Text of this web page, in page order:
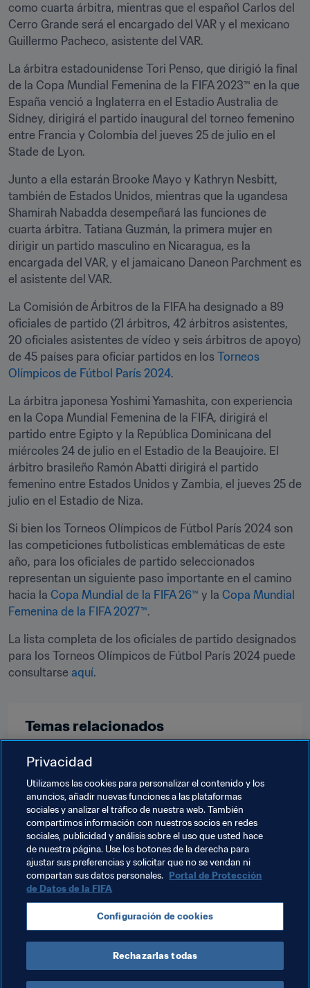
como cuarta árbitra, mientras que el español Carlos del
Cerro Grande será el encargado del VAR y el mexicano
Guillermo Pacheco, asistente del VAR.
La árbitra estadounidense Tori Penso, que dirigió la final
de la Copa Mundial Femenina de la FIFA 2023™ en la que
España venció a Inglaterra en el Estadio Australia de
Sídney, dirigirá el partido inaugural del torneo femenino
entre Francia y Colombia del jueves 25 de julio en el
Stade de Lyon.
Junto a ella estarán Brooke Mayo y Kathryn Nesbitt,
también de Estados Unidos, mientras que la ugandesa
Shamirah Nabadda desempeñará las funciones de
cuarta árbitra. Tatiana Guzmán, la primera mujer en
dirigir un partido masculino en Nicaragua, es la
encargada del VAR, y el jamaicano Daneon Parchment es
el asistente del VAR.
La Comisión de Árbitros de la FIFA ha designado a 89
oficiales de partido (21 árbitros, 42 árbitros asistentes,
20 oficiales asistentes de vídeo y seis árbitros de apoyo)
de 45 países para oficiar partidos en los Torneos
Olímpicos de Fútbol París 2024.
La árbitra japonesa Yoshimi Yamashita, con experiencia
en la Copa Mundial Femenina de la FIFA, dirigirá el
partido entre Egipto y la República Dominicana del
miércoles 24 de julio en el Estadio de la Beaujoire. El
árbitro brasileño Ramón Abatti dirigirá el partido
femenino entre Estados Unidos y Zambia, el jueves 25 de
julio en el Estadio de Niza.
Si bien los Torneos Olímpicos de Fútbol París 2024 son
las competiciones futbolísticas emblemáticas de este
año, para los oficiales de partido seleccionados
representan un siguiente paso importante en el camino
hacia la Copa Mundial de la FIFA 26™ y la Copa Mundial
Femenina de la FIFA 2027™.
La lista completa de los oficiales de partido designados
para los Torneos Olímpicos de Fútbol París 2024 puede
consultarse aquí
Temas relacionados
Arbitraje
Torneo Olímpico de Fútbol Masculino París 2024
Torneo Olímpico de Fútbol Femenino París 2024
Concacaf UEFA CONMEBOL AFC
OFC
Privacidad
Utilizamos las cookies para personalizar el contenido y los
anuncios, añadir nuevas funciones a las plataformas
sociales y analizar el tráfico de nuestra web. También
compartimos información con nuestros socios en redes
sociales, publicidad y análisis sobre el uso que usted hace
de nuestra página. Use los botones de la derecha para
ajustar sus preferencias y solicitar que no se vendan ni
compartan sus datos personales. Portal de Protección
de Datos de la FIFA
Configuración de cookies
Rechazarlas todas